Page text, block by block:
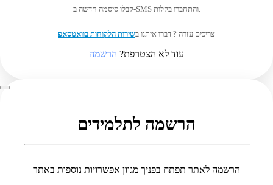
קבלו סיסמה חדשה ב-SMS והתחברו בקלות.
צריכים עזרה ? דברו איתנו בשירות הלקוחות בוואטסאפ
עוד לא הצטרפת? הרשמה
הרשמה לתלמידים
הרשמה לאתר תפתח בפניך מגוון אפשרויות נוספות באתר